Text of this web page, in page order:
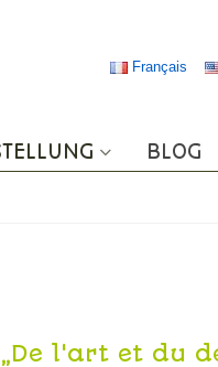
Français
BLOG
l'art et du